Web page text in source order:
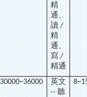
精
通、
讀 /
精
通、
寫 /
精通
30000~36000 英文
-- 聽